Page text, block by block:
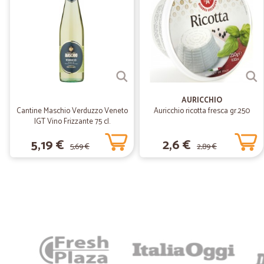
Cantine Maschio Verduzzo Veneto
IGT Vino Frizzante 75 cl.
5,19 € 5,69 €
AURICCHIO
Auricchio ricotta fresca gr.250
2,6 € 2,89 €